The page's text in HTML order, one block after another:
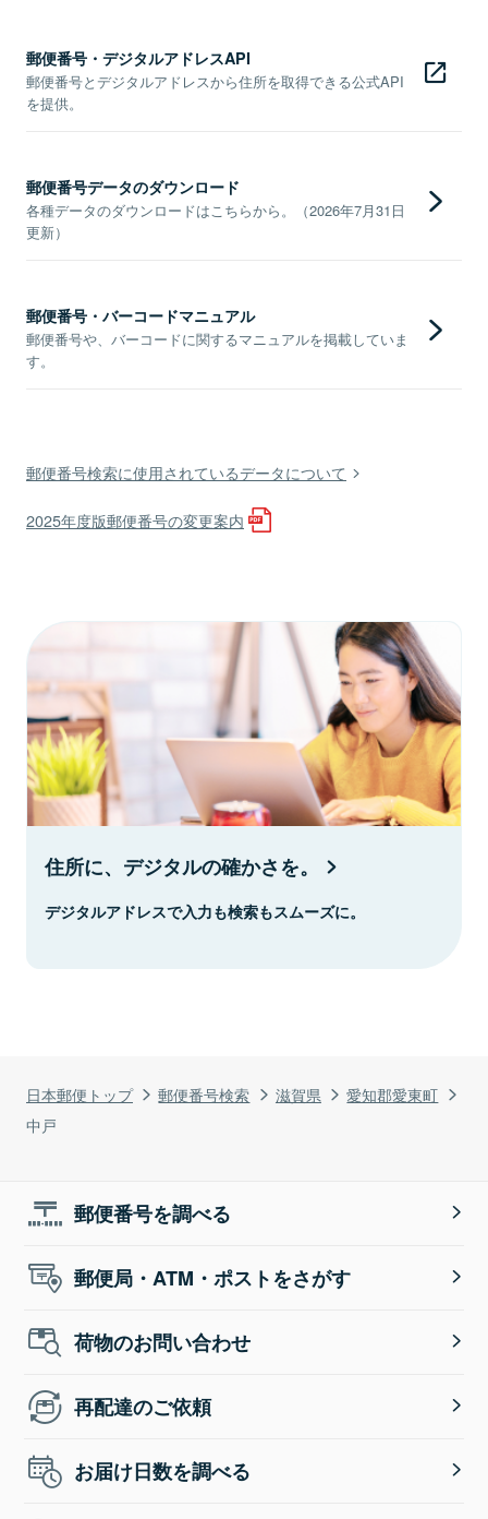
日本郵便トップ 郵便番号検索 滋賀県
愛知郡愛東町
中戸
郵便番号・デジタルアドレスAPI
郵便番号とデジタルアドレスから住所を取得できる公式API
を提供。
郵便番号データのダウンロード
各種データのダウンロードはこちらから。（2026年7月31日
更新）
郵便番号・バーコードマニュアル
郵便番号や、バーコードに関するマニュアルを掲載していま
す。
郵便番号検索に使用されているデータについて
2025年度版郵便番号の変更案内
住所に、デジタルの確かさを。
デジタルアドレスで入力も検索もスムーズに。
郵便番号を調べる
郵便局・ATM・ポストをさがす
荷物のお問い合わせ
再配達のご依頼
お届け日数を調べる